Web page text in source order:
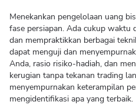
Menekankan pengelolaan uang
fase persiapan. Ada cukup waktu
dan mempraktikkan berbagai
dapat menguji dan
Anda, rasio risiko-hadiah, dan
kerugian tanpa tekanan trading
menyempurnakan keterampilan
mengidentifikasi apa yang terbaik.